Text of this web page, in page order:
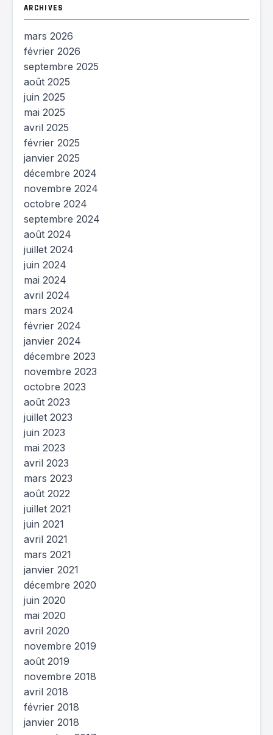
ARCHIVES
mars 2026
février 2026
septembre 2025
août 2025
juin 2025
mai 2025
avril 2025
février 2025
janvier 2025
décembre 2024
novembre 2024
octobre 2024
septembre 2024
août 2024
juillet 2024
juin 2024
mai 2024
avril 2024
mars 2024
février 2024
janvier 2024
décembre 2023
novembre 2023
octobre 2023
août 2023
juillet 2023
juin 2023
mai 2023
avril 2023
mars 2023
août 2022
juillet 2021
juin 2021
avril 2021
mars 2021
janvier 2021
décembre 2020
juin 2020
mai 2020
avril 2020
novembre 2019
août 2019
novembre 2018
avril 2018
février 2018
janvier 2018